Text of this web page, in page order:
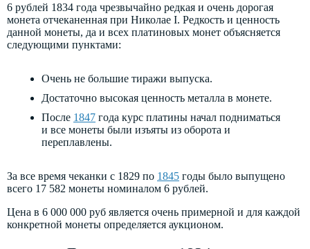
6 рублей 1834 года чрезвычайно редкая и очень дорогая
монета отчеканенная при Николае I. Редкость и ценность
данной монеты, да и всех платиновых монет объясняется
следующими пунктами:
Очень не большие тиражи выпуска.
Достаточно высокая ценность металла в монете.
После 1847 года курс платины начал подниматься
и все монеты были изъяты из оборота и
переплавлены.
За все время чеканки с 1829 по 1845 годы было выпущено
всего 17 582 монеты номиналом 6 рублей.
Цена в 6 000 000 руб является очень примерной и для каждой
конкретной монеты определяется аукционом.